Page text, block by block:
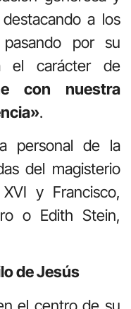
a los
por su
el carácter de
con nuestra
.
personal de la
del magisterio
y Francisco,
o Edith Stein,
de Jesús